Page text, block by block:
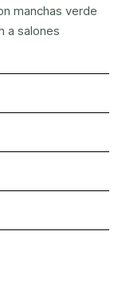
manchas verde
a salones